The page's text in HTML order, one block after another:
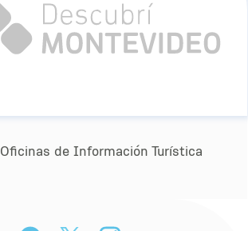
Oﬁcinas de Información Turística